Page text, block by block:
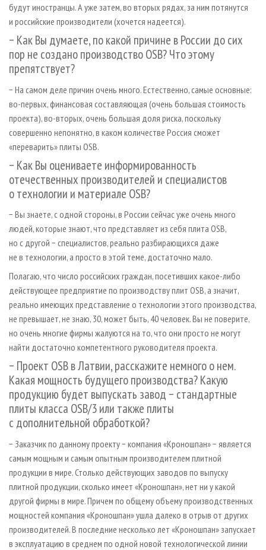
будут иностранцы. А уже затем, во вторых рядах, за ним потянутся
и российские производители (хочется надеется).
− Как Вы думаете, по какой причине в России до сих
пор не создано производство OSB? Что этому
препятствует?
− На самом деле причин очень много. Естественно, самые основные:
во-первых, финансовая составляющая (очень большая стоимость
проекта), во-вторых, очень большая доля рис­ка, поскольку
совершенно непонятно, в каком количестве Россия сможет
«переварить» плиты OSB.
− Как Вы оцениваете информированность
отечественных производителей и специалистов
о технологии и материале OSB?
− Вы знаете, с одной стороны, в России сейчас уже очень много
людей, которые знают, что представляет из себя плита OSB,
но с другой − специалистов, реально разбирающихся даже
не в технологии, а просто в этой теме, достаточно мало.
Полагаю, что число российских граждан, посетивших какое-либо
действующее предприятие по производству плит OSB, а значит,
реально имеющих представление о технологии этого производства,
не превышает, не знаю, 30, может быть, 40 человек. Вы не поверите,
но очень многие фирмы жалуются на то, что они просто не могут
найти достаточно компетентного руководителя проекта.
− Проект OSB в Латвии, расскажите немного о нем.
Какая мощность будущего производства? Какую
продукцию будет выпускать завод − стандартные
плиты класса OSB/3 или также плиты
с дополнительной обработкой?
− Заказчик по данному проекту − компания «Кроношпан» − является
самым мощным и самым опытным производителем плитной
продукции в мире. Столько действующих заводов по выпуску
плитной продукции, сколько имеет «Кроношпан», нет ни у какой
другой фирмы в мире. Причем по общему объему производственных
мощностей компания «Кроношпан» ушла далеко в отрыв от других
производителей. В последние несколько лет «Кроношпан» запускает
в эксплуатацию в среднем по одной новой технологической линии